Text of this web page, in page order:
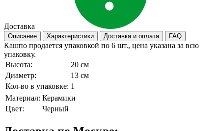
Доставка
Описание Характеристики Доставка и оплата FAQ
Кашпо продается упаковкой по 6 шт., цена указана за всю
упаковку.
Высота:
20 см
Диаметр:
13 см
Кол-во в упаковке: 1
Материал: Керамики
Цвет:
Черный